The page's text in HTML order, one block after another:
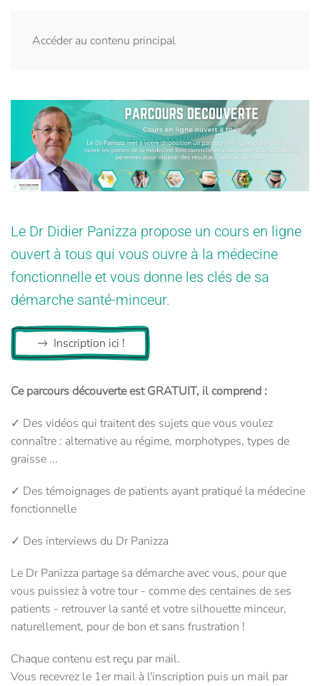
Accéder au contenu principal
Le Dr Didier Panizza propose un cours en ligne
ouvert à tous qui vous ouvre à la médecine
fonctionnelle et vous donne les clés de sa
démarche santé-minceur.
Inscription ici !
Ce parcours découverte est GRATUIT, il comprend :
✓ Des vidéos qui traitent des sujets que vous voulez
connaître : alternative au régime, morphotypes, types de
graisse ...
✓ Des témoignages de patients ayant pratiqué la médecine
fonctionnelle
✓ Des interviews du Dr Panizza
Le Dr Panizza partage sa démarche avec vous, pour que
vous puissiez à votre tour - comme des centaines de ses
patients - retrouver la santé et votre silhouette minceur,
naturellement, pour de bon et sans frustration !
Chaque contenu est reçu par mail.
Vous recevrez le 1er mail à l'inscription puis un mail par